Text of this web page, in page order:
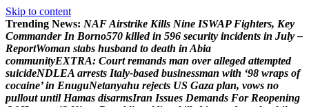
Skip to content
Trending News: NAFAirstrike Kills Nine ISWAP Fighters, Key
Commander In Borno570 killed in 596 security incidents in July –
ReportWoman stabs husband to death in Abia
communityEXTRA: Court remands man over alleged attempted
suicideNDLEA arrests Italy-based businessman with ‘98 wraps of
cocaine’ in EnuguNetanyahu rejects US Gaza plan, vows no
pullout until Hamas disarmsIran Issues Demands For Reopening